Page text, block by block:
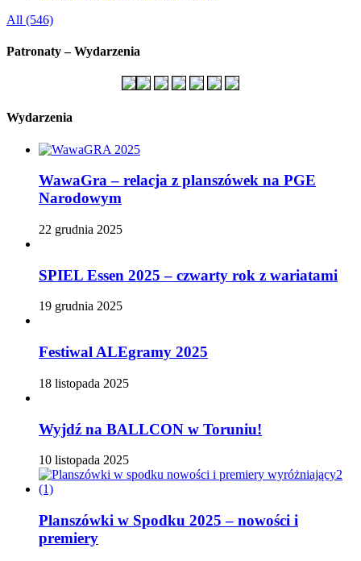
All (546)
Patronaty – Wydarzenia
Wydarzenia
WawaGra – relacja z planszówek na PGE
Narodowym
22 grudnia 2025
SPIEL Essen 2025 – czwarty rok z wariatami
19 grudnia 2025
Festiwal ALEgramy 2025
18 listopada 2025
Wyjdź na BALLCON w Toruniu!
10 listopada 2025
Planszówki w Spodku 2025 – nowości i
premiery